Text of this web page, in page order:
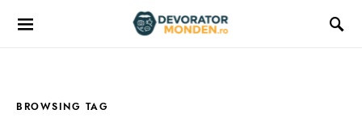
BROWSING TAG